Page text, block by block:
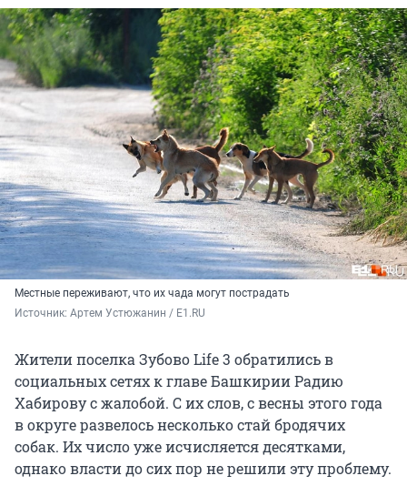
Местные переживают, что их чада могут пострадать
Источник: Артем Устюжанин / E1.RU
Жители поселка Зубово Life 3 обратились в
социальных сетях к главе Башкирии Радию
Хабирову с жалобой. С их слов, с весны этого года
в округе развелось несколько стай бродячих
собак. Их число уже исчисляется десятками,
однако власти до сих пор не решили эту проблему.